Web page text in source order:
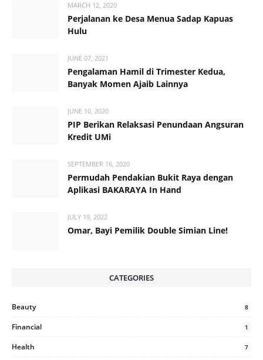
MARCH 12, 2020
Perjalanan ke Desa Menua Sadap Kapuas
Hulu
JUNE 07, 2021
Pengalaman Hamil di Trimester Kedua,
Banyak Momen Ajaib Lainnya
JUNE 10, 2020
PIP Berikan Relaksasi Penundaan Angsuran
Kredit UMi
SEPTEMBER 16, 2020
Permudah Pendakian Bukit Raya dengan
Aplikasi BAKARAYA In Hand
JULY 19, 2022
Omar, Bayi Pemilik Double Simian Line!
CATEGORIES
Beauty 8
Financial 1
Health 7